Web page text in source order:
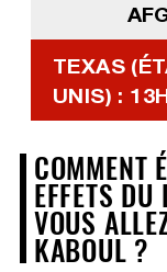
TEXAS
UNIS) :
COMMENT
EFFETS
VOUS
KABOUL ?